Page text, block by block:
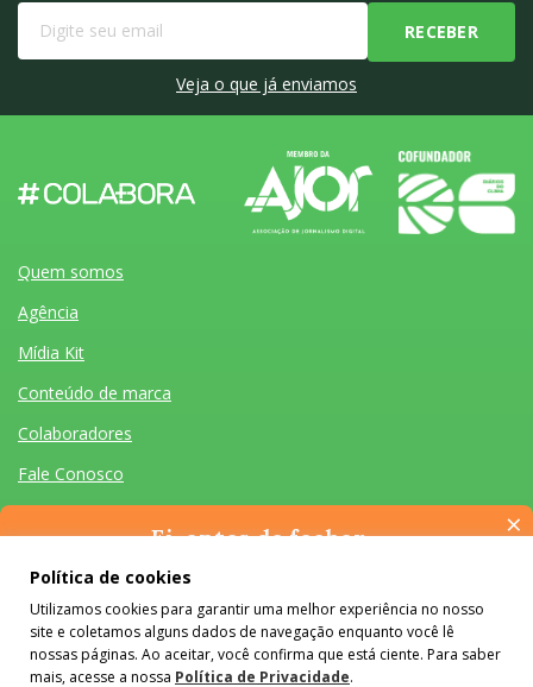
Veja o que já enviamos
Quem somos
Agência
Mídia Kit
Conteúdo de marca
Colaboradores
Fale Conosco
Quem somos Agência Mídia Kit Conteúdo de marca Colaboradores Fale Conosco
Desenvolvido por Homem Máquina - Todos os Direitos Reservados 2026
Política de cookies
Utilizamos cookies para garantir uma melhor experiência no nosso
site e coletamos alguns dados de navegação enquanto você lê
nossas páginas. Ao aceitar, você confirma que está ciente. Para saber
mais, acesse a nossa Política de Privacidade.
×
Ei, antes de fechar…
Pense na importância de manter-se informado(a). Quer ter
colunistas e reportagens especiais? Receba a nossa newsletter.
É de graça :)